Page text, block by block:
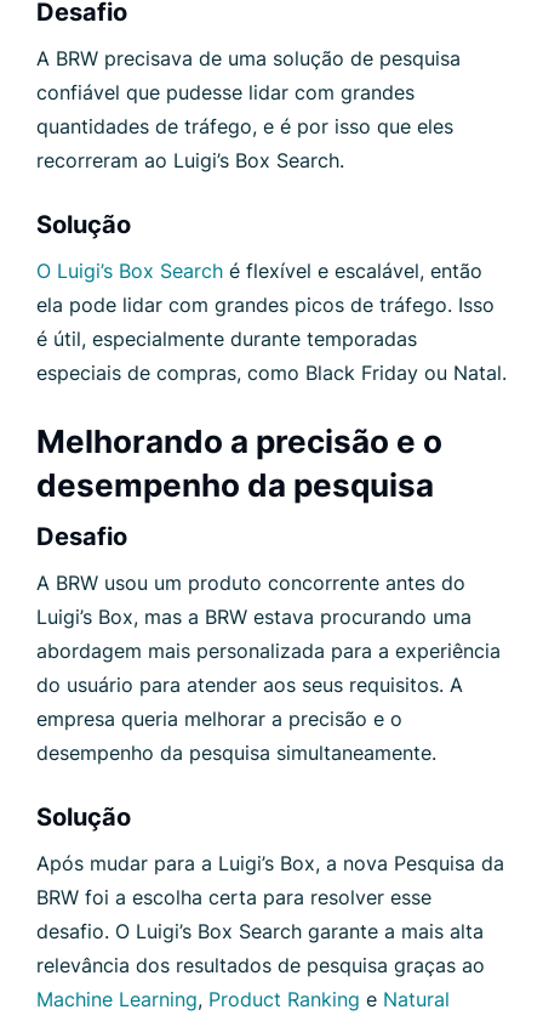
Desafio
A BRW precisava de uma solução de pesquisa
confiável que pudesse lidar com grandes
quantidades de tráfego, e é por isso que eles
recorreram ao Luigi’s Box Search.
Solução
O Luigi’s Box Search é flexível e escalável, então
ela pode lidar com grandes picos de tráfego. Isso
é útil, especialmente durante temporadas
especiais de compras, como Black Friday ou Natal.
Melhorando a precisão e o
desempenho da pesquisa
Desafio
A BRW usou um produto concorrente antes do
Luigi’s Box, mas a BRW estava procurando uma
abordagem mais personalizada para a experiência
do usuário para atender aos seus requisitos. A
empresa queria melhorar a precisão e o
desempenho da pesquisa simultaneamente.
Solução
Após mudar para a Luigi’s Box, a nova Pesquisa da
BRW foi a escolha certa para resolver esse
desafio. O Luigi’s Box Search garante a mais alta
relevância dos resultados de pesquisa graças ao
Machine Learning, Product Ranking e Natural